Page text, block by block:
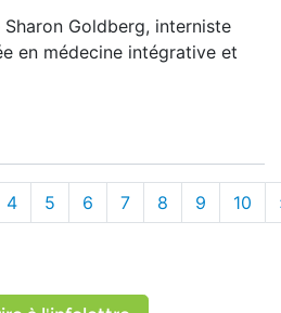
Goldberg, interniste
en médecine intégrative et
4 5 6 7 8 9 10